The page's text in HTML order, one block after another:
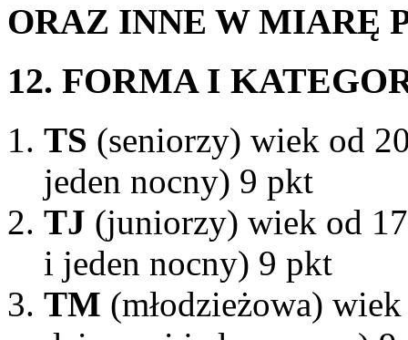
ORAZ INNE W MIARĘ
12. FORMA I
TS (seniorzy) wiek od
jeden nocny) 9 pkt
TJ (juniorzy) wiek od
i jeden nocny) 9 pkt
TM (młodzieżowa)